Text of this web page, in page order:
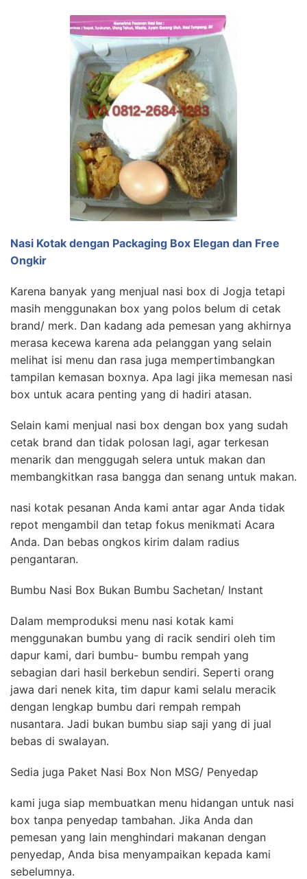
Nasi Kotak dengan Packaging Box Elegan dan Free
Ongkir
Karena banyak yang menjual nasi box di Jogja tetapi
masih menggunakan box yang polos belum di cetak
brand/ merk. Dan kadang ada pemesan yang akhirnya
merasa kecewa karena ada pelanggan yang selain
melihat isi menu dan rasa juga mempertimbangkan
tampilan kemasan boxnya. Apa lagi jika memesan nasi
box untuk acara penting yang di hadiri atasan.
Selain kami menjual nasi box dengan box yang sudah
cetak brand dan tidak polosan lagi, agar terkesan
menarik dan menggugah selera untuk makan dan
membangkitkan rasa bangga dan senang untuk makan.
nasi kotak pesanan Anda kami antar agar Anda tidak
repot mengambil dan tetap fokus menikmati Acara
Anda. Dan bebas ongkos kirim dalam radius
pengantaran.
Bumbu Nasi Box Bukan Bumbu Sachetan/ Instant
Dalam memproduksi menu nasi kotak kami
menggunakan bumbu yang di racik sendiri oleh tim
dapur kami, dari bumbu- bumbu rempah yang
sebagian dari hasil berkebun sendiri. Seperti orang
jawa dari nenek kita, tim dapur kami selalu meracik
dengan lengkap bumbu dari rempah rempah
nusantara. Jadi bukan bumbu siap saji yang di jual
bebas di swalayan.
Sedia juga Paket Nasi Box Non MSG/ Penyedap
kami juga siap membuatkan menu hidangan untuk nasi
box tanpa penyedap tambahan. Jika Anda dan
pemesan yang lain menghindari makanan dengan
penyedap, Anda bisa menyampaikan kepada kami
sebelumnya.